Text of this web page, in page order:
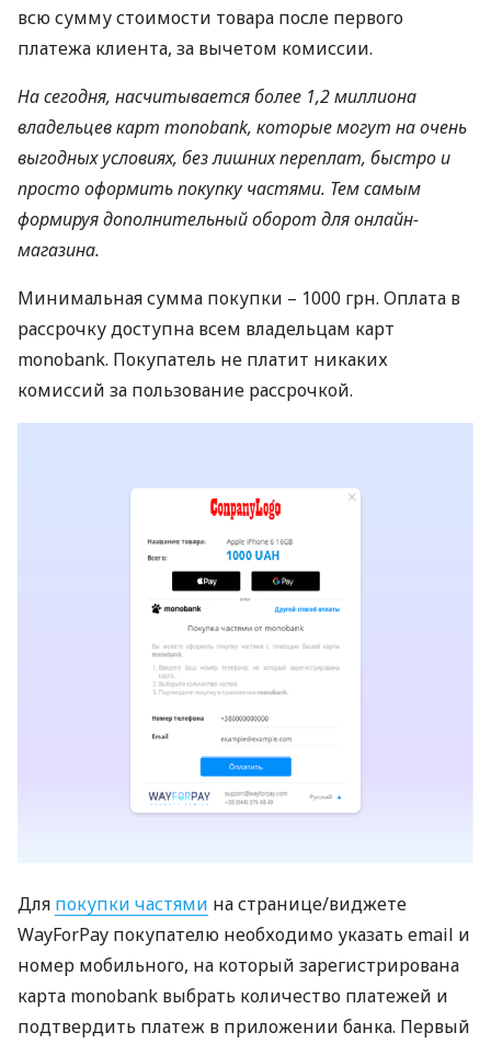
всю сумму стоимости товара после первого
платежа клиента, за вычетом комиссии.
На сегодня, насчитывается более 1,2 миллиона
владельцев карт monobank, которые могут на очень
выгодных условиях, без лишних переплат, быстро и
просто оформить покупку частями. Тем самым
формируя дополнительный оборот для онлайн-
магазина.
Минимальная сумма покупки – 1000 грн. Оплата в
рассрочку доступна всем владельцам карт
monobank. Покупатель не платит никаких
комиссий за пользование рассрочкой.
Для покупки частями на странице/виджете
WayForPay покупателю необходимо указать email и
номер мобильного, на который зарегистрирована
карта monobank выбрать количество платежей и
подтвердить платеж в приложении банка. Первый